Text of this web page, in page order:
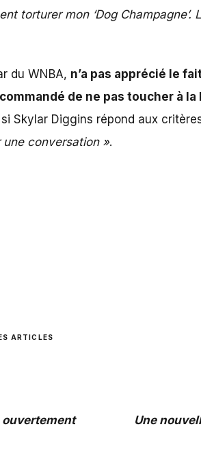
torturer mon ‘Dog
du WNBA, n’a pas apprécié le
de ne pas toucher à
Skylar Diggins répond aux
conversation ».
ARTICLES
ouvertement
Une